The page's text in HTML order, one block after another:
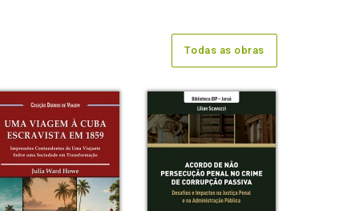
Todas as obras